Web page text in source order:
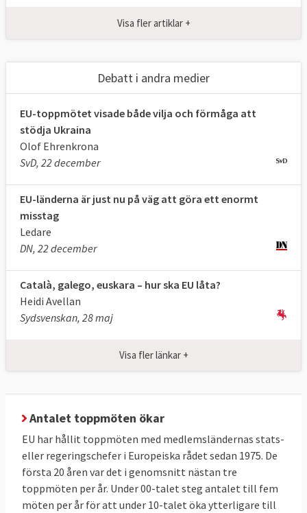
Det är iställetEU-kommissionen
detalj föreslår respektive antar de beslut
Efter varje toppmöteoffentliggör
Europeiska rådet sina så kallade slutsatser.
Inte blandas ihop
Europeiska rådet ska inte blandas ihop
medEuropeiska unionens rådsom också
kallas ministerrådet vilket består av
Visa fler artiklar +
Debatt i andra medier
EU-toppmötet visade både vilja och förmåga att
stödja Ukraina
Olof Ehrenkrona
SvD, 22 december
EU-länderna är just nu på väg att göra ett enormt
misstag
Ledare
DN, 22 december
Català, galego, euskara – hur ska EU låta?
Heidi Avellan
Sydsvenskan, 28 maj
Visa fler länkar +
Antalet toppmöten ökar
EU har hållit toppmöten med medlemsländernas stats-
eller regeringschefer i Europeiska rådet sedan 1975. De
första 20 åren var det i genomsnitt nästan tre
toppmöten per år. Under 00-talet steg antalet till fem
möten per år för att under 10-talet öka ytterligare till